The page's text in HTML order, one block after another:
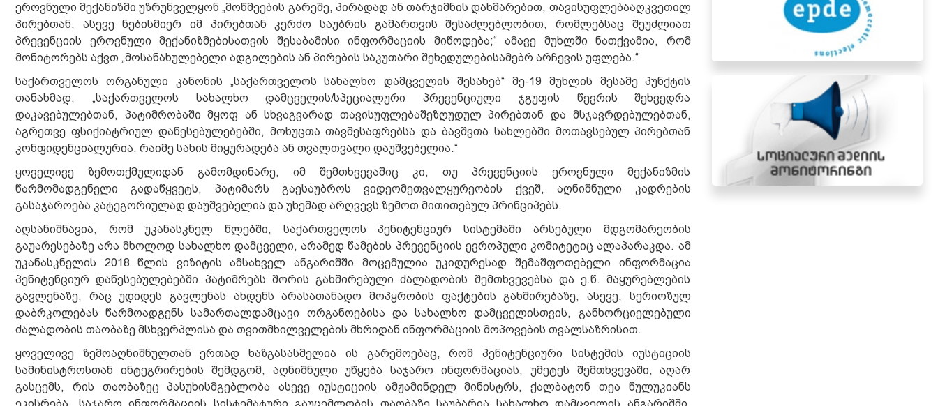
ეროვნული მექანიზმი უზრუნველყონ „მოწმეების გარეშე, პირადად ან თარჯიმნის დახმარებით, თავისუფლებააღკვეთილ
პირებთან, ასევე ნებისმიერ იმ პირებთან კერძო საუბრის გამართვის შესაძლებლობით, რომლებსაც შეუძლიათ
პრევენციის ეროვნული მექანიზმებისათვის შესაბამისი ინფორმაციის მიწოდება;“ ამავე მუხლში ნათქვამია, რომ
მონიტორებს აქვთ „მოსანახულებელი ადგილების ან პირების საკუთარი შეხედულებისამებრ არჩევის უფლება.“
საქართველოს ორგანული კანონის „საქართველოს სახალხო დამცველის შესახებ“ მე-19 მუხლის მესამე პუნქტის
თანახმად, „საქართველოს სახალხო დამცველის/სპეციალური პრევენციული ჯგუფის წევრის შეხვედრა
დაკავებულებთან, პატიმრობაში მყოფ ან სხვაგვარად თავისუფლებაშეზღუდულ პირებთან და მსჯავრდებულებთან,
აგრეთვე ფსიქიატრიულ დაწესებულებებში, მოხუცთა თავშესაფრებსა და ბავშვთა სახლებში მოთავსებულ პირებთან
კონფიდენციალურია. რაიმე სახის მიყურადება ან თვალთვალი დაუშვებელია.“
ყოველივე ზემოთქმულიდან გამომდინარე, იმ შემთხვევაშიც კი, თუ პრევენციის ეროვნული მექანიზმის
წარმომადგენელი გადაწყვეტს, პატიმარს გაესაუბროს ვიდეომეთვალყურეობის ქვეშ, აღნიშნული კადრების
გასაჯაროება კატეგორიულად დაუშვებელია და უხეშად არღვევს ზემოთ მითითებულ პრინციპებს.
აღსანიშნავია, რომ უკანასკნელ წლებში, საქართველოს პენიტენციურ სისტემაში არსებული მდგომარეობის
გაუარესებაზე არა მხოლოდ სახალხო დამცველი, არამედ წამების პრევენციის ევროპული კომიტეტიც ალაპარაკდა. ამ
უკანასკნელის 2018 წლის ვიზიტის ამსახველ ანგარიშში მოცემულია უკიდურესად შემაშფოთებელი ინფორმაცია
პენიტენციურ დაწესებულებებში პატიმრებს შორის გახშირებული ძალადობის შემთხვევებსა და ე.წ. მაყურებლების
გავლენაზე, რაც უდიდეს გავლენას ახდენს არასათანადო მოპყრობის ფაქტების გახშირებაზე, ასევე, სერიოზულ
დაბრკოლებას წარმოადგენს სამართალდამცავი ორგანოებისა და სახალხო დამცველისთვის, განხორციელებული
ძალადობის თაობაზე მსხვერპლისა და თვითმხილველების მხრიდან ინფორმაციის მოპოვების თვალსაზრისით.
ყოველივე ზემოაღნიშნულთან ერთად ხაზგასასმელია ის გარემოებაც, რომ პენიტენციური სისტემის იუსტიციის
სამინისტროსთან ინტეგრირების შემდგომ, აღნიშნული უწყება საჯარო ინფორმაციას, უმეტეს შემთხვევაში, აღარ
გასცემს, რის თაობაზეც პასუხისმგებლობა ასევე იუსტიციის ამჟამინდელ მინისტრს, ქალბატონ თეა წულუკიანს
ეკისრება. საჯარო ინფორმაციის სისტემატური გაუცემლობის თაობაზე საუბარია სახალხო დამცველის ანგარიშში.